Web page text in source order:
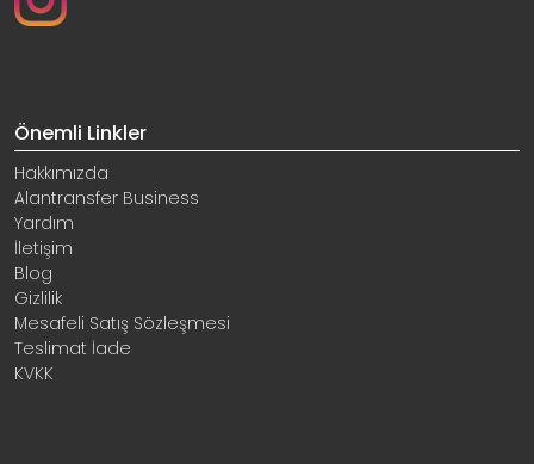
Önemli Linkler
Hakkımızda
Alantransfer Business
Yardım
İletişim
Blog
Gizlilik
Mesafeli Satış Sözleşmesi
Teslimat İade
KVKK